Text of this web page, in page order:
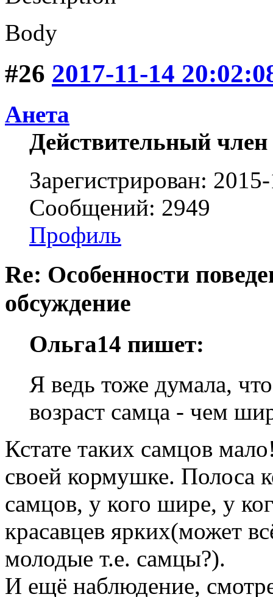
Body
#26 2017-11-14
Анета
Действительный член
Зарегистрирован:
Сообщений: 2949
Профиль
Re: Особенности
обсуждение
Ольга14 пишет:
Я ведь тоже думала,
возраст самца - чем
Кстате таких самцов
своей кормушке. Полоса
самцов, у кого шире, у
красавцев ярких(может
молодые т.е. самцы?).
И ещё наблюдение,